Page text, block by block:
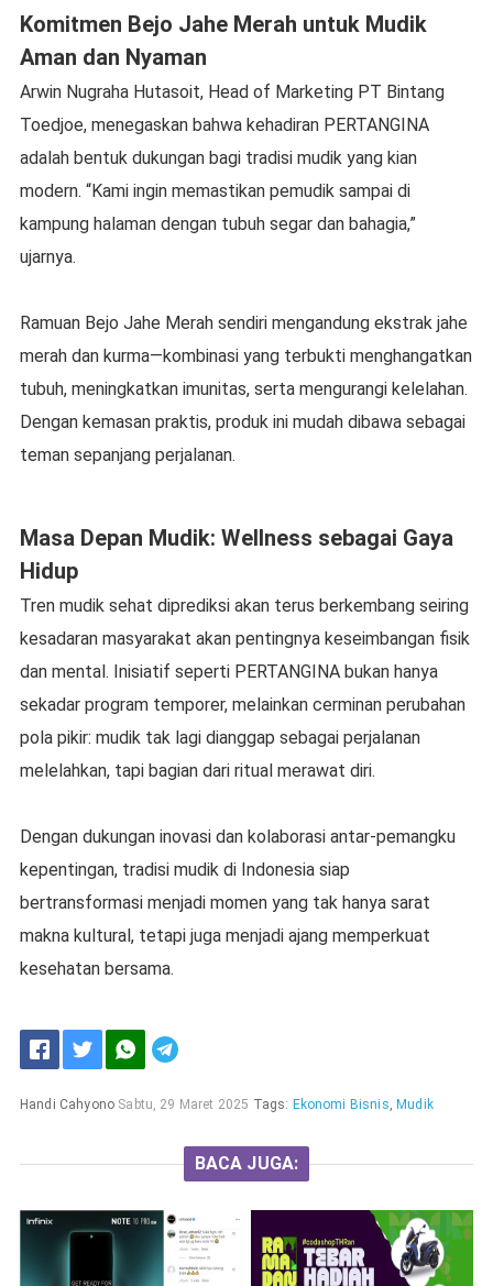
Komitmen Bejo Jahe Merah untuk Mudik
Aman dan Nyaman
Arwin Nugraha Hutasoit, Head of Marketing PT Bintang
Toedjoe, menegaskan bahwa kehadiran PERTANGINA
adalah bentuk dukungan bagi tradisi mudik yang kian
modern. “Kami ingin memastikan pemudik sampai di
kampung halaman dengan tubuh segar dan bahagia,”
ujarnya.
Ramuan Bejo Jahe Merah sendiri mengandung ekstrak jahe
merah dan kurma—kombinasi yang terbukti menghangatkan
tubuh, meningkatkan imunitas, serta mengurangi kelelahan.
Dengan kemasan praktis, produk ini mudah dibawa sebagai
teman sepanjang perjalanan.
Masa Depan Mudik: Wellness sebagai Gaya
Hidup
Tren mudik sehat diprediksi akan terus berkembang seiring
kesadaran masyarakat akan pentingnya keseimbangan fisik
dan mental. Inisiatif seperti PERTANGINA bukan hanya
sekadar program temporer, melainkan cerminan perubahan
pola pikir: mudik tak lagi dianggap sebagai perjalanan
melelahkan, tapi bagian dari ritual merawat diri.
Dengan dukungan inovasi dan kolaborasi antar-pemangku
kepentingan, tradisi mudik di Indonesia siap
bertransformasi menjadi momen yang tak hanya sarat
makna kultural, tetapi juga menjadi ajang memperkuat
kesehatan bersama.
Handi Cahyono Sabtu, 29 Maret 2025 Tags: Ekonomi Bisnis, Mudik
BACA JUGA: